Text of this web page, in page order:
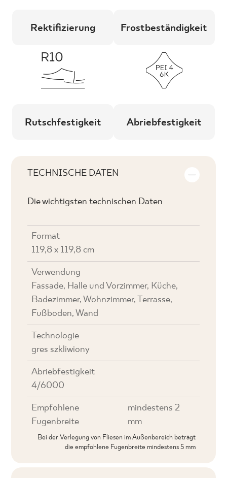
Rektifizierung Frostbeständigkeit
Rutschfestigkeit Abriebfestigkeit
TECHNISCHE DATEN
Die wichtigsten technischen Daten
Format
119,8 x 119,8 cm
Verwendung
Fassade, Halle und Vorzimmer, Küche,
Badezimmer, Wohnzimmer, Terrasse,
Fußboden, Wand
Technologie
gres szkliwiony
Abriebfestigkeit
4/6000
Empfohlene
Fugenbreite
mindestens 2
mm
Bei der Verlegung von Fliesen im Außenbereich beträgt
die empfohlene Fugenbreite mindestens 5 mm